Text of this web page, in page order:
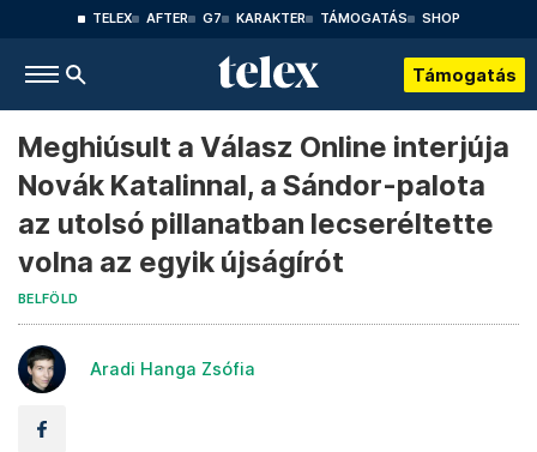
TELEX AFTER G7 KARAKTER TÁMOGATÁS SHOP
Támogatás
Meghiúsult a Válasz Online interjúja
Novák Katalinnal, a Sándor-palota
az utolsó pillanatban lecseréltette
volna az egyik újságírót
BELFÖLD
Aradi Hanga Zsófia